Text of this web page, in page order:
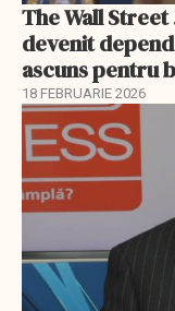
The Wall Street
devenit
ascuns pentru
18 FEBRUARIE 2026
EXCLUSIV